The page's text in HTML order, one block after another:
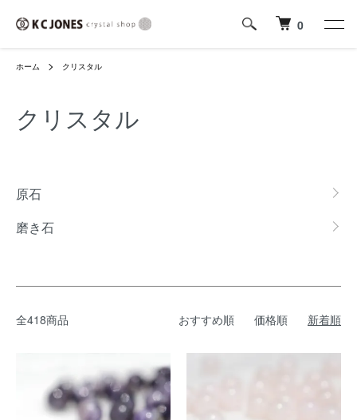
0
ホーム クリスタル
クリスタル
原石
磨き石
全418商品 おすすめ順 価格順 新着順